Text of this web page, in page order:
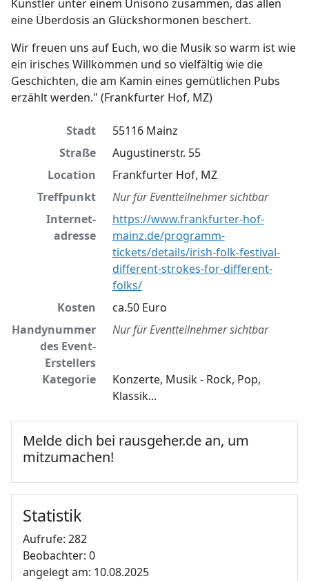
Künstler unter einem Unisono zusammen, das allen
eine Überdosis an Glückshormonen beschert.
Wir freuen uns auf Euch, wo die Musik so warm ist wie
ein irisches Willkommen und so vielfältig wie die
Geschichten, die am Kamin eines gemütlichen Pubs
erzählt werden." (Frankfurter Hof, MZ)
Stadt
55116 Mainz
Straße
Augustinerstr. 55
Location
Frankfurter Hof, MZ
Treffpunkt
Nur für Eventteilnehmer sichtbar
Internet­
adresse
https://www.frankfurter-hof-
mainz.de/programm-
tickets/details/irish-folk-festival-
different-strokes-for-different-
folks/
Kosten
ca.50 Euro
Handynummer
des Event-
Erstellers
Nur für Eventteilnehmer sichtbar
Kategorie
Konzerte, Musik - Rock, Pop,
Klassik...
Melde dich bei rausgeher.de an, um
mitzumachen!
Statistik
Aufrufe: 282
Beobachter: 0
angelegt am: 10.08.2025